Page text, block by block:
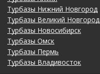
Турбазы Нижний Новгород
Турбазы Великий Новгород
Турбазы Новосибирск
Турбазы Омск
Турбазы Пермь
Турбазы Владивосток